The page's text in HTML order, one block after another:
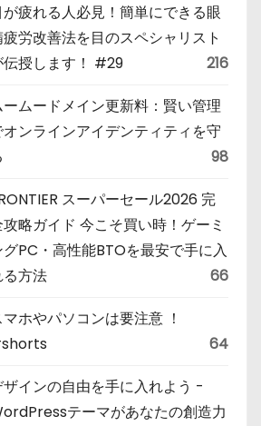
が疲れる人必見！簡単にできる眼
労改善法を目のスペシャリスト
伝授します！ #29
216
ームードメイン更新料：賢い管理
オンラインアイデンティティを守
98
スーパーセール2026 完
略ガイド 今こそ買い時！ゲーミ
グPC・高性能BTOを最安で手に入
る方法
66
マホやパソコンは要注意 ！
64
ザインの自由を手に入れよう -
テーマがあなたの創造力